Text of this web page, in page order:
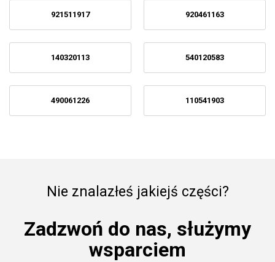
921511917 920461163
140320113 540120583
490061226 110541903
Nie znalazłeś jakiejś części?
Zadzwoń do nas, służymy
wsparciem